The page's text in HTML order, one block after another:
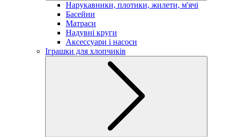
Нарукавники, плотики, жилети, м'ячі
Басейни
Матраси
Надувні круги
Аксессуари і насоси
Іграшки для хлопчиків